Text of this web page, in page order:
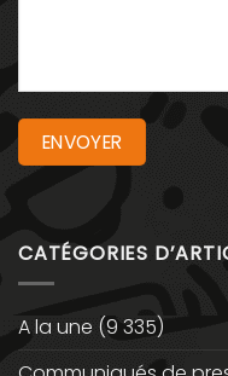
CATÉGORIES
A la une (9 335)